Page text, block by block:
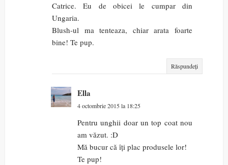
Catrice. Eu de obicei le cumpar din
Ungaria.
Blush-ul ma tenteaza, chiar arata foarte
bine! Te pup.
Răspundeți
Ella
4 octombrie 2015 la 18:25
Pentru unghii doar un top coat nou
am văzut. :D
Mă bucur că îți plac produsele lor!
Te pup!